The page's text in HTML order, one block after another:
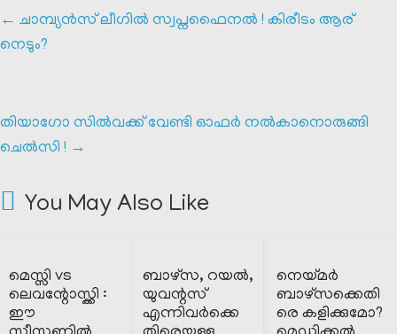
← ചാമ്പ്യൻസ് ലീഗിൽ സ്വപ്നഫൈനൽ ! കിരീടം ആര്
നെടും?
തിയാഗോ സിൽവക്ക് വേണ്ടി ഓഫർ നൽകാനൊരുങ്ങി
ചെൽസി ! →
You May Also Like
മെസ്സി vs
ലെവന്റോസ്ക്കി :
ഈ
ബാഴ്‌സ, റയൽ,
യുവന്റസ്
എന്നിവർക്കെ
നെയ്മർ
ബാഴ്‌സക്കെതി
രെ കളിക്കുമോ?